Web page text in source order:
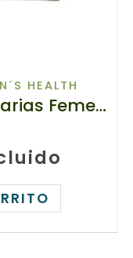
HEALTH
63601×5, Compresas Diarias Femeninas con Hierbas , 63601 TIANDE, Paquete ahorro – 5 unidades, Confort y Protección de Inflamaciones